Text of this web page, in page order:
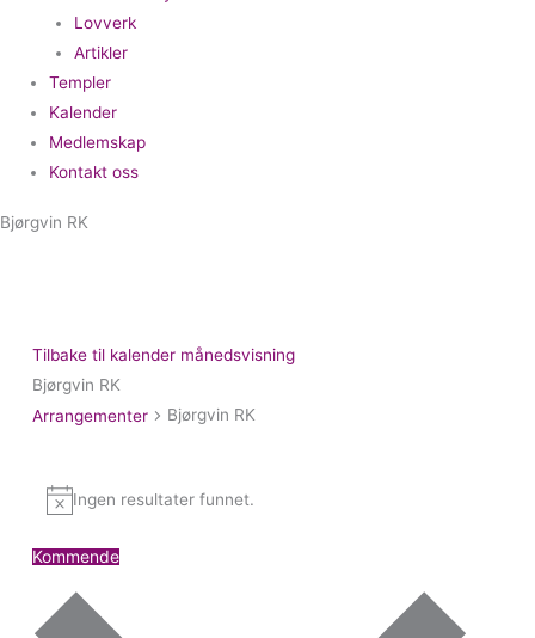
Lovverk
Artikler
Templer
Kalender
Medlemskap
Kontakt oss
Bjørgvin RK
Tilbake til kalender månedsvisning
Bjørgvin RK
Arrangementer
Bjørgvin RK
Arrangementer
Merknad
Ingen resultater funnet.
Kommende
dato.